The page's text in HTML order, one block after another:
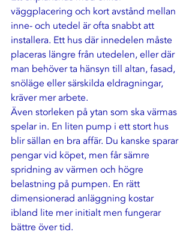
väggplacering och kort avstånd mellan
inne- och utedel är ofta snabbt att
installera. Ett hus där innedelen måste
placeras längre från utedelen, eller där
man behöver ta hänsyn till altan, fasad,
snöläge eller särskilda eldragningar,
kräver mer arbete.
Även storleken på ytan som ska värmas
spelar in. En liten pump i ett stort hus
blir sällan en bra affär. Du kanske sparar
pengar vid köpet, men får sämre
spridning av värmen och högre
belastning på pumpen. En rätt
dimensionerad anläggning kostar
ibland lite mer initialt men fungerar
bättre över tid.